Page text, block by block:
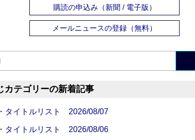
購読の申込み（新聞 / 電子版）
メールニュースの登録（無料）
カテゴリーの新着記事
タイトルリスト 2026/08/07
タイトルリスト 2026/08/06